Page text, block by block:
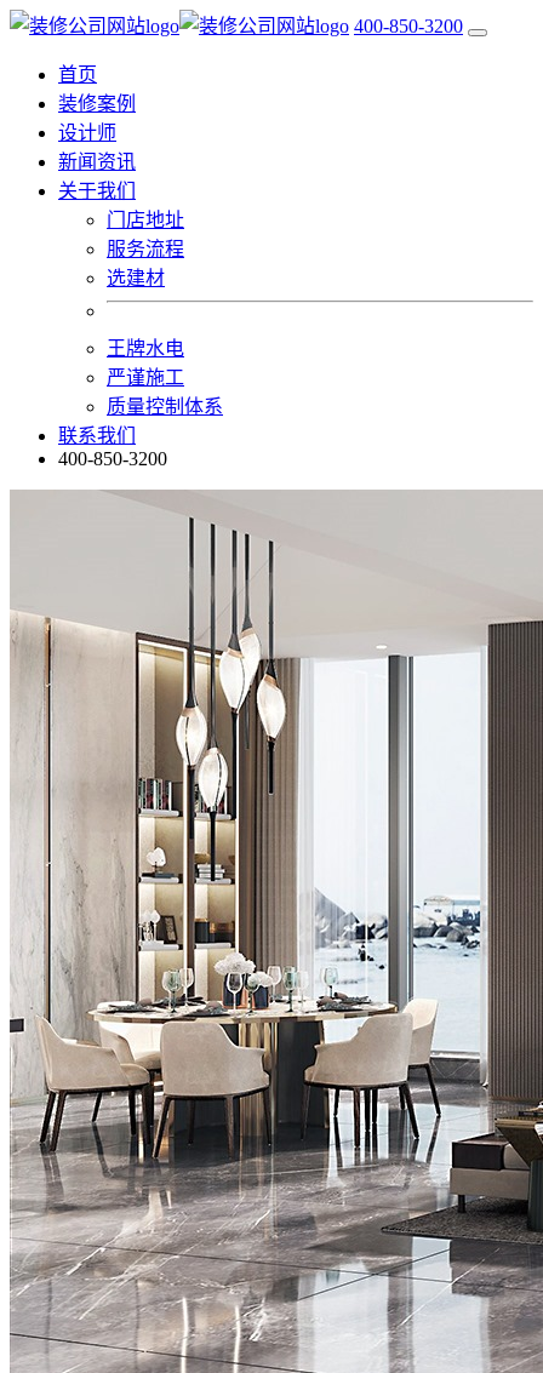
400-850-3200
首页
装修案例
设计师
新闻资讯
关于我们
门店地址
服务流程
选建材
王牌水电
严谨施工
质量控制体系
联系我们
400-850-3200